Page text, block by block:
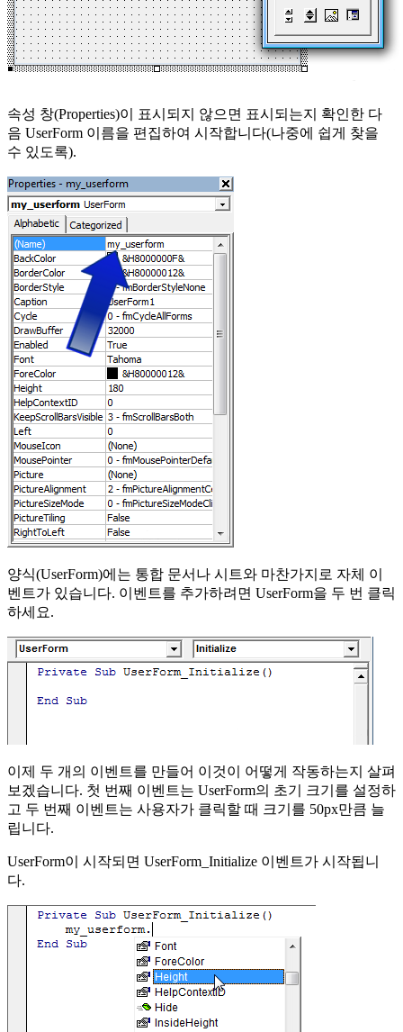
속성 창(Properties)이 표시되지 않으면 표시되는지 확인한 다
음 UserForm 이름을 편집하여 시작합니다(나중에 쉽게 찾을
수 있도록).
양식(UserForm)에는 통합 문서나 시트와 마찬가지로 자체 이
벤트가 있습니다. 이벤트를 추가하려면 UserForm을 두 번 클릭
하세요.
이제 두 개의 이벤트를 만들어 이것이 어떻게 작동하는지 살펴
보겠습니다. 첫 번째 이벤트는 UserForm의 초기 크기를 설정하
고 두 번째 이벤트는 사용자가 클릭할 때 크기를 50px만큼 늘
립니다.
UserForm이 시작되면 UserForm_Initialize 이벤트가 시작됩니
다.